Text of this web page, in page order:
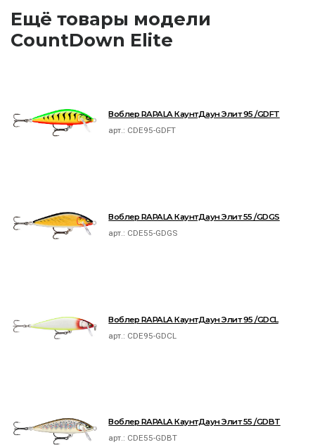
Ещё товары модели
CountDown Elite
Воблер RAPALA КаунтДаун Элит 95 /GDFT
арт.: CDE95-GDFT
Воблер RAPALA КаунтДаун Элит 55 /GDGS
арт.: CDE55-GDGS
Воблер RAPALA КаунтДаун Элит 95 /GDCL
арт.: CDE95-GDCL
Воблер RAPALA КаунтДаун Элит 55 /GDBT
арт.: CDE55-GDBT